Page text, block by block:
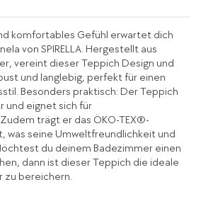
komfortables Gefühl erwartet dich
von SPIRELLA. Hergestellt aus
vereint dieser Teppich Design und
und langlebig, perfekt für einen
Besonders praktisch: Der Teppich
und eignet sich für
trägt er das ÖKO-TEX®-
was seine Umweltfreundlichkeit und
du deinem Badezimmer einen
dann ist dieser Teppich die ideale
zu bereichern.